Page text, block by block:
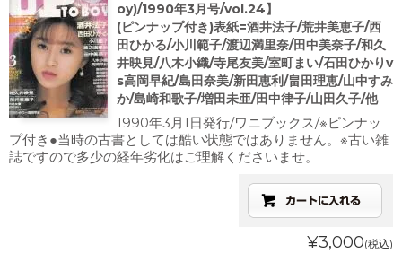
oy)/1990年3月号/vol.24】
(ピンナップ付き)表紙=酒井法子/荒井美恵子/西
田ひかる/小川範子/渡辺満里奈/田中美奈子/和久
井映見/八木小織/寺尾友美/室町まい/石田ひかりv
s高岡早紀/島田奈美/新田恵利/畠田理恵/山中すみ
か/島崎和歌子/増田未亜/田中律子/山田久子/他
1990年3月1日発行/ワニブックス/※ピンナッ
プ付き●当時の古書としては酷い状態ではありません。※古い雑
誌ですので多少の経年劣化はご理解くださいませ。
¥3,000(税込)